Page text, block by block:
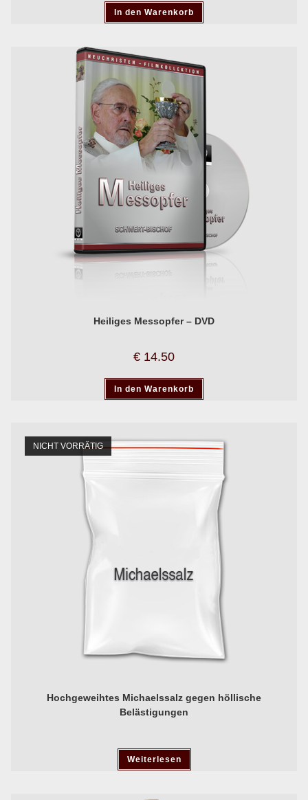
In den Warenkorb
Heiliges Messopfer – DVD
€ 14.50
In den Warenkorb
NICHT VORRÄTIG
Hochgeweihtes Michaelssalz gegen höllische
Belästigungen
Weiterlesen